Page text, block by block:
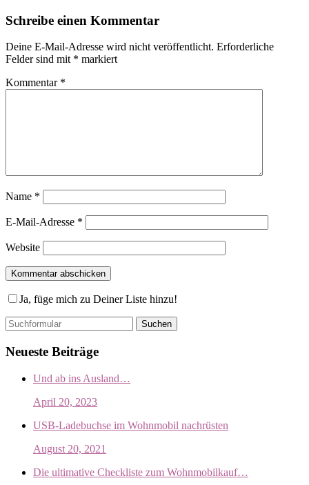
Schreibe einen Kommentar
Deine E-Mail-Adresse wird nicht veröffentlicht. Erforderliche
Felder sind mit * markiert
Kommentar *
Name *
E-Mail-Adresse *
Website
Ja, füge mich zu Deiner Liste hinzu!
Suchen
Neueste Beiträge
Und ab ins Ausland…
April 20, 2023
USB-Ladebuchse im Wohnmobil nachrüsten
August 20, 2021
Die ultimative Checkliste zum Wohnmobilkauf…